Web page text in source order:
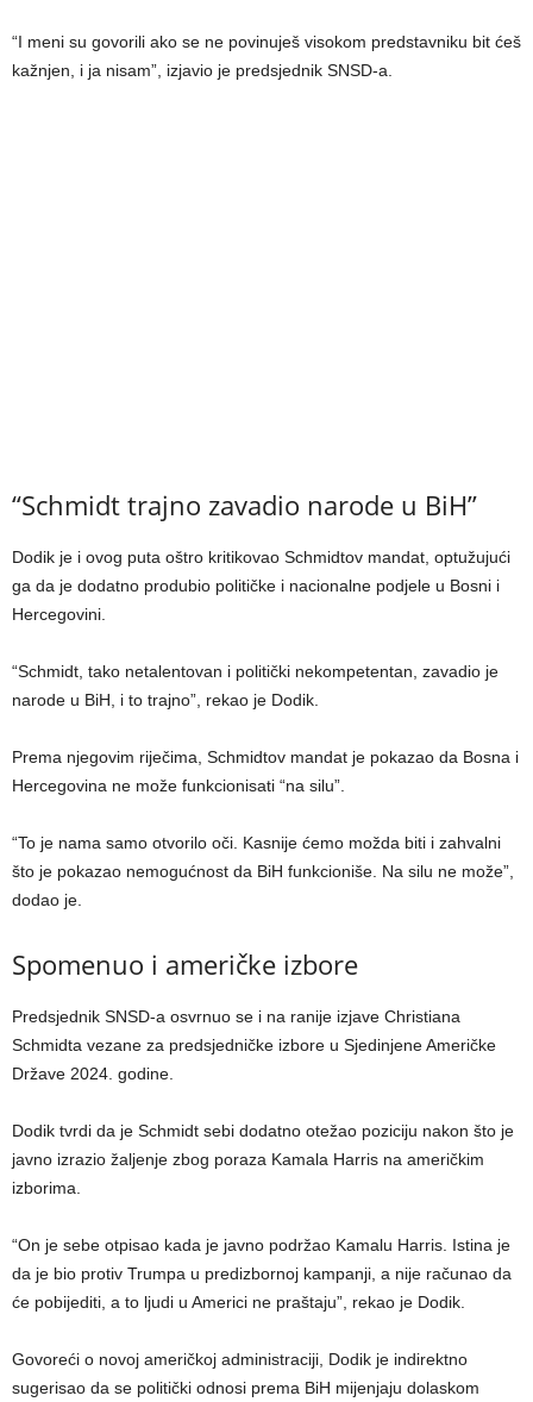
“I meni su govorili ako se ne povinuješ visokom predstavniku bit ćeš
kažnjen, i ja nisam”, izjavio je predsjednik SNSD-a.
“Schmidt trajno zavadio narode u BiH”
Dodik je i ovog puta oštro kritikovao Schmidtov mandat, optužujući
ga da je dodatno produbio političke i nacionalne podjele u Bosni i
Hercegovini.
“Schmidt, tako netalentovan i politički nekompetentan, zavadio je
narode u BiH, i to trajno”, rekao je Dodik.
Prema njegovim riječima, Schmidtov mandat je pokazao da Bosna i
Hercegovina ne može funkcionisati “na silu”.
“To je nama samo otvorilo oči. Kasnije ćemo možda biti i zahvalni
što je pokazao nemogućnost da BiH funkcioniše. Na silu ne može”,
dodao je.
Spomenuo i američke izbore
Predsjednik SNSD-a osvrnuo se i na ranije izjave Christiana
Schmidta vezane za predsjedničke izbore u Sjedinjene Američke
Države 2024. godine.
Dodik tvrdi da je Schmidt sebi dodatno otežao poziciju nakon što je
javno izrazio žaljenje zbog poraza Kamala Harris na američkim
izborima.
“On je sebe otpisao kada je javno podržao Kamalu Harris. Istina je
da je bio protiv Trumpa u predizbornoj kampanji, a nije računao da
će pobijediti, a to ljudi u Americi ne praštaju”, rekao je Dodik.
Govoreći o novoj američkoj administraciji, Dodik je indirektno
sugerisao da se politički odnosi prema BiH mijenjaju dolaskom